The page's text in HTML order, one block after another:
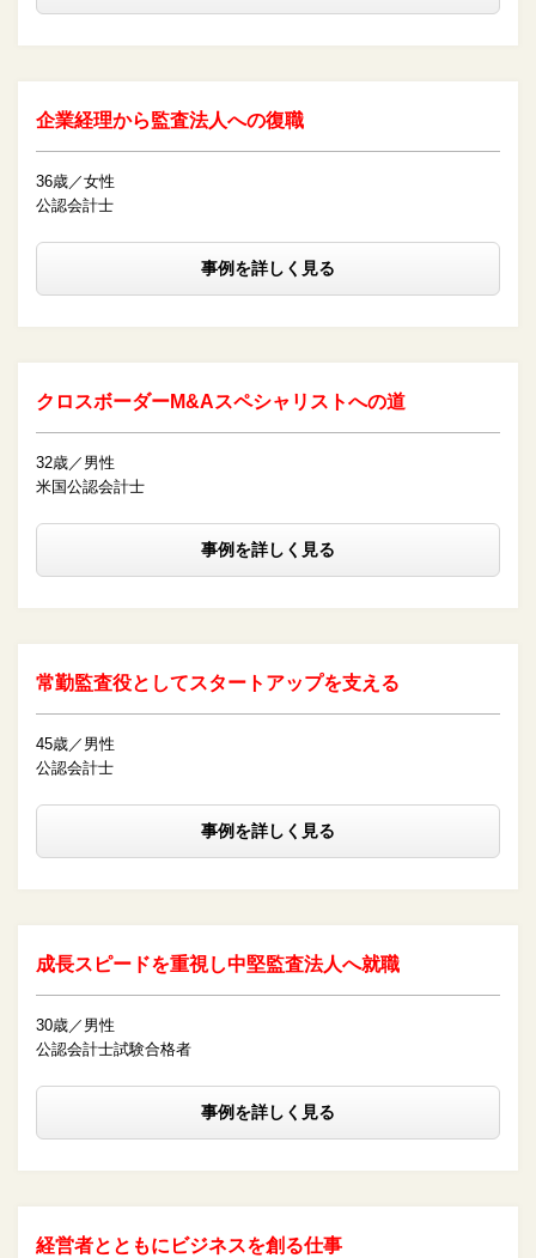
企業経理から監査法人への復職
36歳／女性
公認会計士
事例を詳しく見る
クロスボーダーM&Aスペシャリストへの道
32歳／男性
米国公認会計士
事例を詳しく見る
常勤監査役としてスタートアップを支える
45歳／男性
公認会計士
事例を詳しく見る
成長スピードを重視し中堅監査法人へ就職
30歳／男性
公認会計士試験合格者
事例を詳しく見る
経営者とともにビジネスを創る仕事